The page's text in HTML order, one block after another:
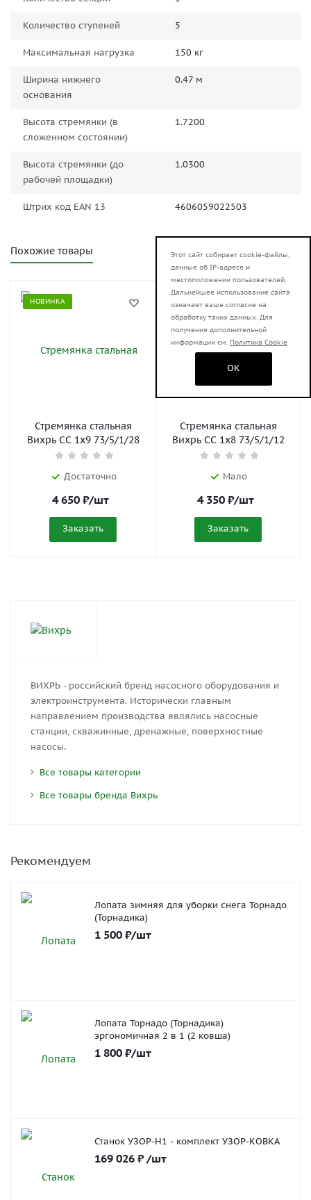
Количество ступеней 5
Максимальная нагрузка 150 кг
Ширина нижнего
основания
0.47 м
Высота стремянки (в
сложенном состоянии)
1.7200
Высота стремянки (до
рабочей площадки)
1.0300
Штрих код EAN 13 4606059022503
Похожие товары
НОВИНКА
Стремянка стальная
Вихрь СС 1x9 73/5/1/28
Достаточно
4 650 ₽/шт
Заказать
Стремянка стальная
Вихрь СС 1x8 73/5/1/12
Мало
4 350 ₽/шт
Заказать
ВИХРЬ - российский бренд насосного оборудования и
электроинструмента. Исторически главным
направлением производства являлись насосные
станции, скважинные, дренажные, поверхностные
насосы.
Все товары категории
Все товары бренда Вихрь
Рекомендуем
Лопата зимняя для уборки снега Торнадо
(Торнадика)
1 500 ₽/шт
Лопата Торнадо (Торнадика)
эргономичная 2 в 1 (2 ковша)
1 800 ₽/шт
Станок УЗОР-Н1 - комплект УЗОР-КОВКА
169 026 ₽ /шт
Этот сайт собирает cookie-файлы,
данные об IP-адресе и
местоположении пользователей.
Дальнейшее использование сайта
означает ваше согласие на
обработку таких данных. Для
получения дополнительной
информации см. Политика Cookie
OK